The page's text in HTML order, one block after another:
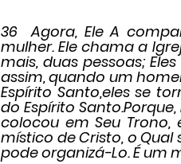
36  Agora, Ele A
mulher. Ele chama a
mais, duas pessoas;
assim, quando um
Espírito Santo,eles se
do Espírito
colocou em Seu
místico de Cristo, o Qual
pode organizá-Lo. É um